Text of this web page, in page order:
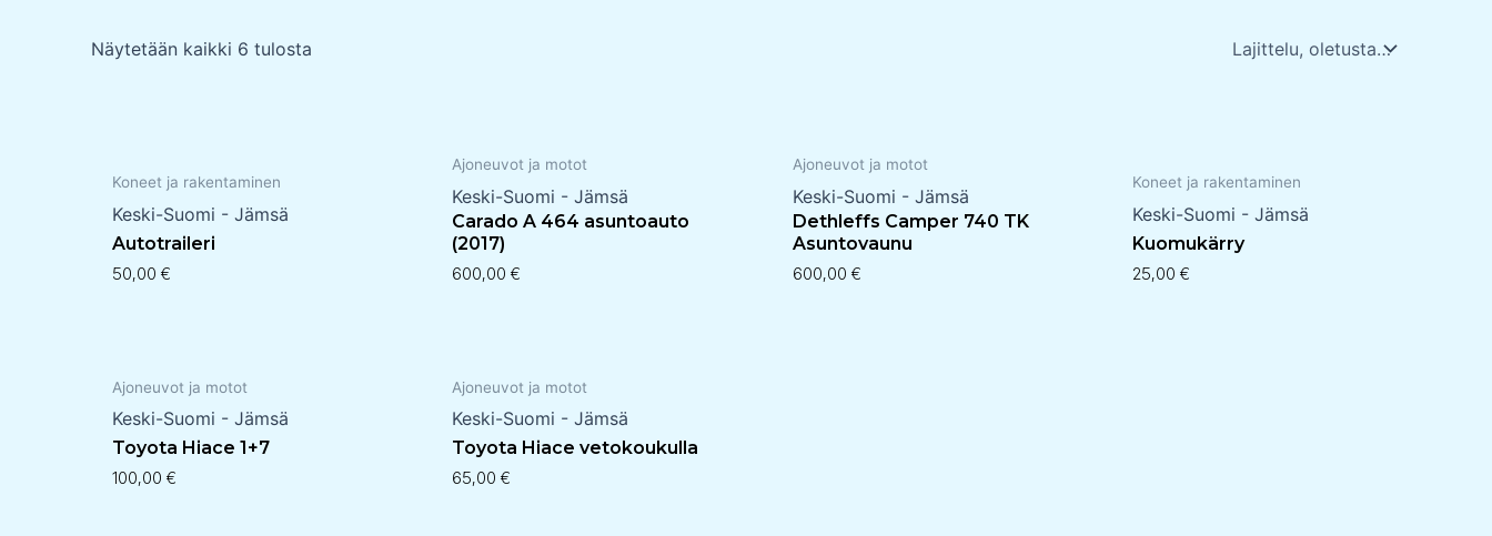
Näytetään kaikki 6 tulosta
Koneet ja rakentaminen
Keski-Suomi - Jämsä
Autotraileri
50,00€
Ajoneuvot ja motot
Keski-Suomi - Jämsä
Carado A 464 asuntoauto
(2017)
600,00€
Ajoneuvot ja motot
Keski-Suomi - Jämsä
Dethleffs Camper 740 TK
Asuntovaunu
600,00 €
Koneet ja rakentaminen
Keski-Suomi - Jämsä
Kuomukärry
25,00 €
Ajoneuvot ja motot
Keski-Suomi - Jämsä
Toyota Hiace 1+7
100,00€
Ajoneuvot ja motot
Keski-Suomi - Jämsä
Toyota Hiace vetokoukulla
65,00€